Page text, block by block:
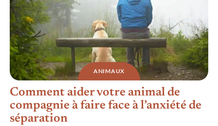
ANIMAUX
Comment aider votre animal de
compagnie à faire face à l’anxiété de
séparation